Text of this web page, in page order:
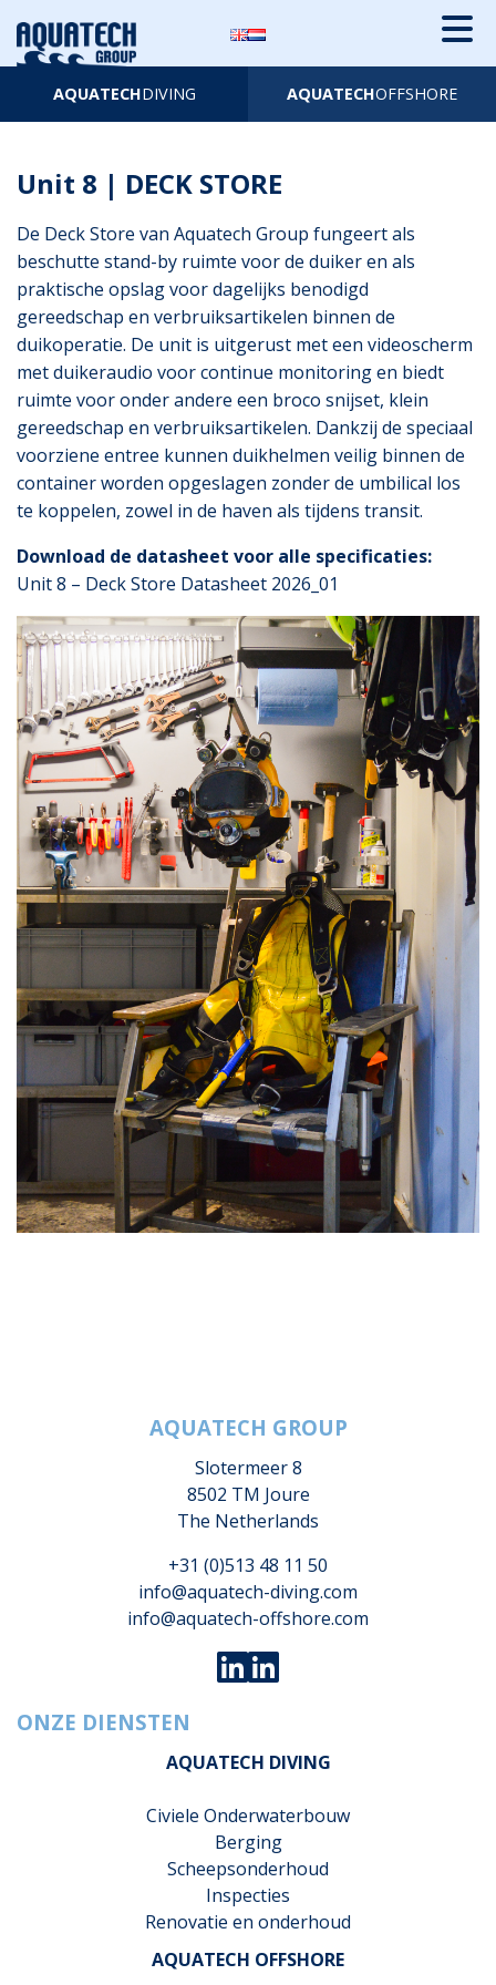
AQUATECHDIVING AQUATECHOFFSHORE
Unit 8 | DECK STORE
De Deck Store van Aquatech Group fungeert als
beschutte stand-by ruimte voor de duiker en als
praktische opslag voor dagelijks benodigd
gereedschap en verbruiksartikelen binnen de
duikoperatie. De unit is uitgerust met een videoscherm
met duikeraudio voor continue monitoring en biedt
ruimte voor onder andere een broco snijset, klein
gereedschap en verbruiksartikelen. Dankzij de speciaal
voorziene entree kunnen duikhelmen veilig binnen de
container worden opgeslagen zonder de umbilical los
te koppelen, zowel in de haven als tijdens transit.
Download de datasheet voor alle specificaties:
Unit 8 – Deck Store Datasheet 2026_01
AQUATECH GROUP
Slotermeer 8
8502 TM Joure
The Netherlands
+31 (0)513 48 11 50
info@aquatech-diving.com
info@aquatech-offshore.com
ONZE DIENSTEN
AQUATECH DIVING
Civiele Onderwaterbouw
Berging
Scheepsonderhoud
Inspecties
Renovatie en onderhoud
AQUATECH OFFSHORE